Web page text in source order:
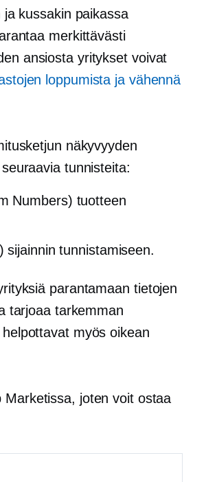
kussakin paikassa
merkittävästi
ansiosta yritykset voivat
loppumista ja vähennä
näkyvyyden
tunnisteita:
Numbers) tuotteen
sijainnin tunnistamiseen.
parantamaan tietojen
tarjoaa tarkemman
myös oikean
joten voit ostaa